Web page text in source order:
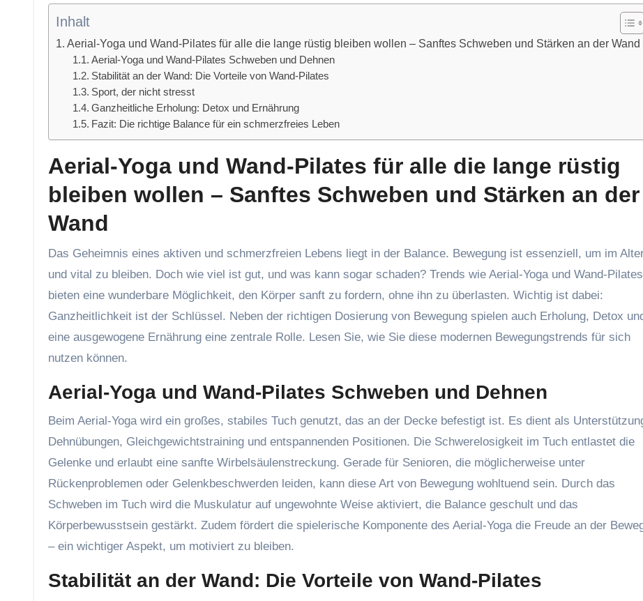
Inhalt
Aerial-Yoga und Wand-Pilates für alle die lange rüstig bleiben wollen – Sanftes Schweben und Stärken an der Wand
Aerial-Yoga und Wand-Pilates Schweben und Dehnen
Stabilität an der Wand: Die Vorteile von Wand-Pilates
Sport, der nicht stresst
Ganzheitliche Erholung: Detox und Ernährung
Fazit: Die richtige Balance für ein schmerzfreies Leben
Aerial-Yoga und Wand-Pilates für alle die lange rüstig
bleiben wollen – Sanftes Schweben und Stärken an der
Wand
Das Geheimnis eines aktiven und schmerzfreien Lebens liegt in der Balance. Bewegung ist essenziell, um im Alter fit
und vital zu bleiben. Doch wie viel ist gut, und was kann sogar schaden? Trends wie Aerial-Yoga und Wand-Pilates
bieten eine wunderbare Möglichkeit, den Körper sanft zu fordern, ohne ihn zu überlasten. Wichtig ist dabei:
Ganzheitlichkeit ist der Schlüssel. Neben der richtigen Dosierung von Bewegung spielen auch Erholung, Detox
eine ausgewogene Ernährung eine zentrale Rolle. Lesen Sie, wie Sie diese modernen Bewegungstrends für sich
nutzen können.
Aerial-Yoga und Wand-Pilates Schweben und Dehnen
Beim Aerial-Yoga wird ein großes, stabiles Tuch genutzt, das an der Decke befestigt ist. Es dient als
Dehnübungen, Gleichgewichtstraining und entspannenden Positionen. Die Schwerelosigkeit im Tuch entlastet die
Gelenke und erlaubt eine sanfte Wirbelsäulenstreckung. Gerade für Senioren, die möglicherweise unter
Rückenproblemen oder Gelenkbeschwerden leiden, kann diese Art von Bewegung wohltuend sein. Durch das
Schweben im Tuch wird die Muskulatur auf ungewohnte Weise aktiviert, die Balance geschult und das
Körperbewusstsein gestärkt. Zudem fördert die spielerische Komponente des Aerial-Yoga die Freude an der
– ein wichtiger Aspekt, um motiviert zu bleiben.
Stabilität an der Wand: Die Vorteile von Wand-Pilates